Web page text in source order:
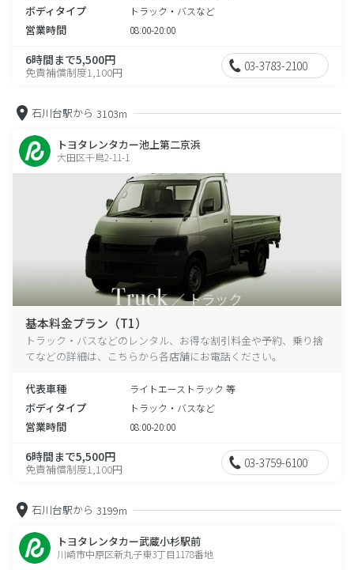
ボディタイプ トラック・バスなど
営業時間 08:00-20:00
6時間まで5,500円
免責補償制度1,100円 03-3783-2100
石川台駅から 3103m
トヨタレンタカー池上第二京浜
大田区千鳥2-11-1
基本料金プラン（T1）
トラック・バスなどのレンタル、お得な割引料金や予約、乗り捨
てなどの詳細は、こちらから各店舗にお電話ください。
代表車種 ライトエーストラック 等
ボディタイプ トラック・バスなど
営業時間 08:00-20:00
6時間まで5,500円
免責補償制度1,100円 03-3759-6100
石川台駅から 3199m
トヨタレンタカー武蔵小杉駅前
川崎市中原区新丸子東3丁目1178番地